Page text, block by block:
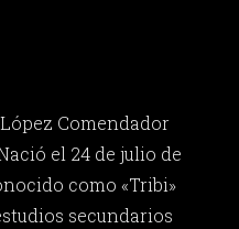
Comendador
el 24 de julio de
como «Tribi»
secundarios